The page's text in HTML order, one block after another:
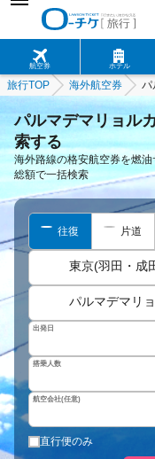
航空券 ホテル
旅行TOP 海外航空券 パ
パルマデマリョル
索する
海外路線の格安航空券を燃
総額で一括検索
往復 片道
東京(羽田・成
パルマデマリ
出発日
搭乗人数
航空会社(任意)
直行便のみ